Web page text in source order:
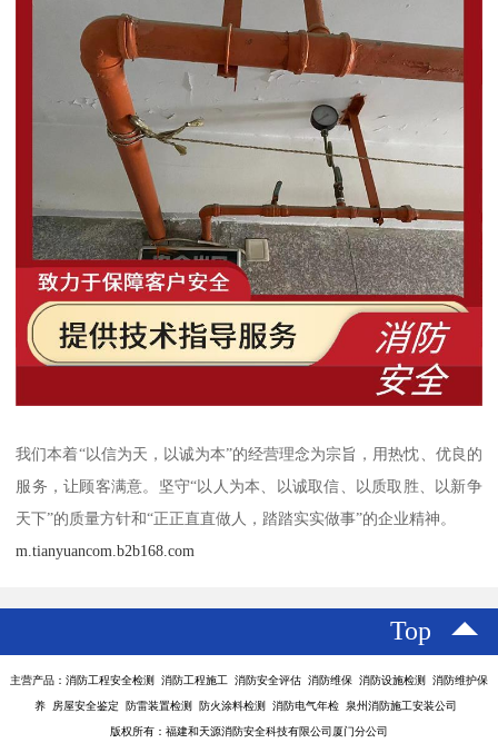
我们本着“以信为天，以诚为本”的经营理念为宗旨，用热忱、优良的
服务，让顾客满意。坚守“以人为本、以诚取信、以质取胜、以新争
天下”的质量方针和“正正直直做人，踏踏实实做事”的企业精神。
m.tianyuancom.b2b168.com
Top
主营产品：消防工程安全检测 消防工程施工 消防安全评估 消防维保 消防设施检测 消防维护保
养 房屋安全鉴定 防雷装置检测 防火涂料检测 消防电气年检 泉州消防施工安装公司
版权所有：福建和天源消防安全科技有限公司厦门分公司